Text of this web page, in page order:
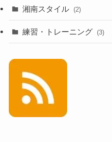
湘南スタイル (2)
練習・トレーニング (3)